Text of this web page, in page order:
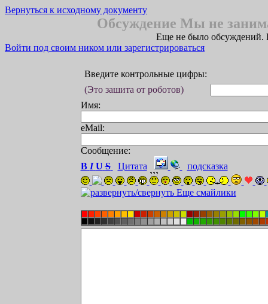
Вернуться к исходному документу
Обсуждение Мы не
Еще не было обсуждений.
Войти под своим ником или зарегистрироваться
Введите контрольные цифры:
(Это зашита от роботов)
Имя:
eMail:
Сообщение:
B I U S Цитата подсказка
Еще смайлики